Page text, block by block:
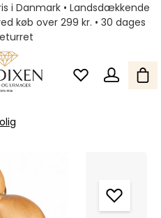
i Danmark • Landsdækkende
køb over 299 kr. • 30 dages